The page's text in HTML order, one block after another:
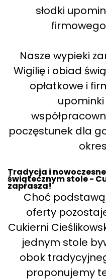
słodki
Nasze wypieki
Wigilię i obiad
opłatkowe i
poczęstunek dla
Tradycja i
świątecznym stole -
zaprasza!
Choć
oferty
Cukierni
jednym stole
obok
proponujemy